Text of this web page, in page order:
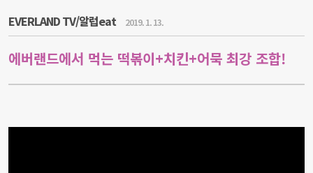
EVERLAND TV/알럽eat 2019. 1. 13.
에버랜드에서 먹는 떡볶이+치킨+어묵 최강 조합!